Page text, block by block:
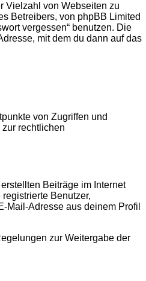
Vielzahl von Webseiten zu
Betreibers, von phpBB Limited
vergessen“ benutzen. Die
mit dem du dann auf das
von Zugriffen und
rechtlichen
Beiträge im Internet
Benutzer,
Mail-Adresse aus deinem Profil
zur Weitergabe der